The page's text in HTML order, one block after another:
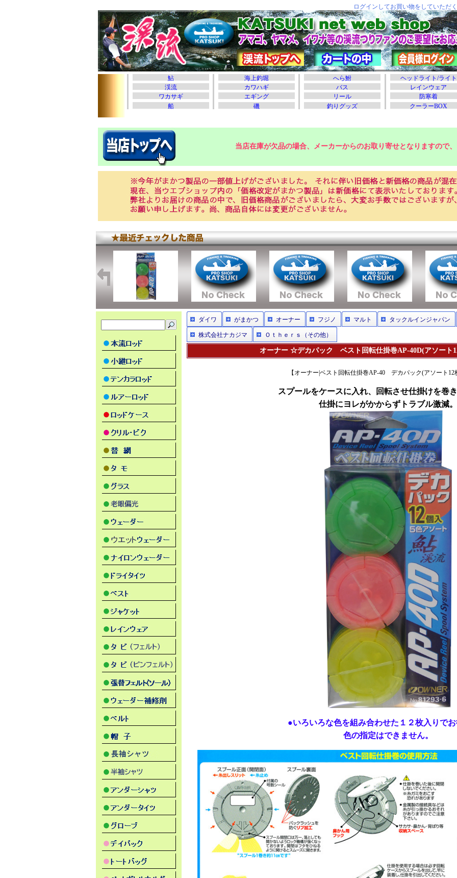
当店在庫が欠品の場合、メーカーからのお取り寄せとなりますので
ダイワ がまかつ オーナー フジノ マルト タックルインジャパン
株式会社ナカジマ Ｏｔｈｅｒｓ（その他）
オーナー ☆デカパック ベスト回転仕掛巻AP-40D(アソート
【オーナー|ベスト回転仕掛巻AP-40 デカパック(アソート12
スプールをケースに入れ、回転させ仕掛けを巻
仕掛にヨレがかからずトラブル激減。
●いろいろな色を組み合わせた１２枚入りで
色の指定はできません。